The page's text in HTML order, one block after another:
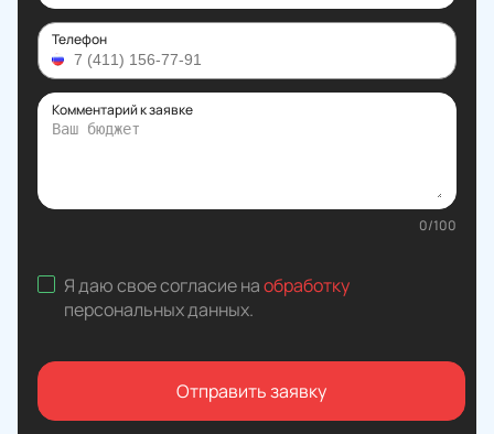
Телефон
Комментарий к заявке
0/100
Я даю свое согласие наобработку
персональных данных.
Отправить заявку